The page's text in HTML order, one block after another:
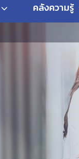
คลังความรู้